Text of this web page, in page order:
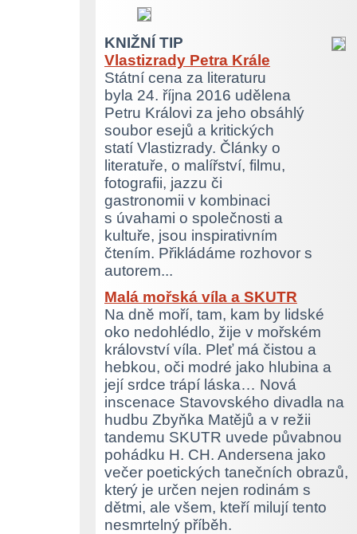
KNIŽNÍ TIP
Vlastizrady Petra Krále
Státní cena za literaturu
byla 24. října 2016 udělena
Petru Královi za jeho obsáhlý
soubor esejů a kritických
statí Vlastizrady. Články o
literatuře, o malířství, filmu,
fotografii, jazzu či
gastronomii v kombinaci
s úvahami o společnosti a
kultuře, jsou inspirativním
čtením. Přikládáme rozhovor s
autorem...
Malá mořská víla a SKUTR
Na dně moří, tam, kam by lidské
oko nedohlédlo, žije v mořském
království víla. Pleť má čistou a
hebkou, oči modré jako hlubina a
její srdce trápí láska… Nová
inscenace Stavovského divadla na
hudbu Zbyňka Matějů a v režii
tandemu SKUTR uvede půvabnou
pohádku H. CH. Andersena jako
večer poetických tanečních obrazů,
který je určen nejen rodinám s
dětmi, ale všem, kteří milují tento
nesmrtelný příběh.